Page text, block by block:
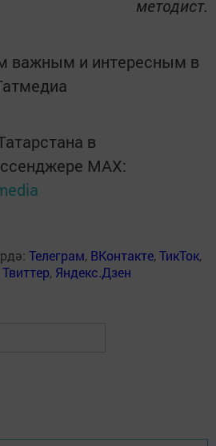
методист.
важным и интересным в
в
MАХ:
Телеграм, ВКонтакте,ТикТок,
Твиттер, Яндекс.Дзен